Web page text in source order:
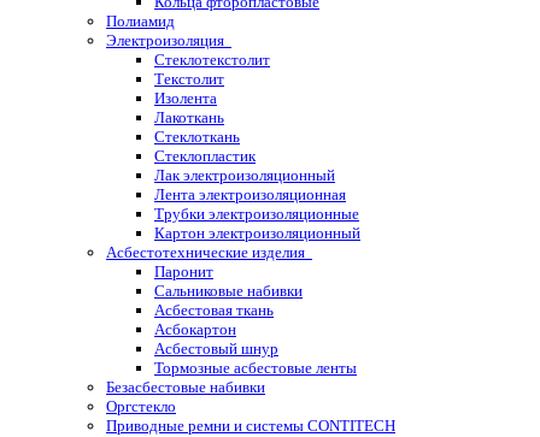
Полиамид
Электроизоляция
Стеклотекстолит
Текстолит
Изолента
Лакоткань
Стеклоткань
Стеклопластик
Лак электроизоляционный
Лента электроизоляционная
Трубки электроизоляционные
Картон электроизоляционный
Асбестотехнические изделия
Паронит
Сальниковые набивки
Асбестовая ткань
Асбокартон
Асбестовый шнур
Тормозные асбестовые ленты
Безасбестовые набивки
Оргстекло
Приводные ремни и системы CONTITECH